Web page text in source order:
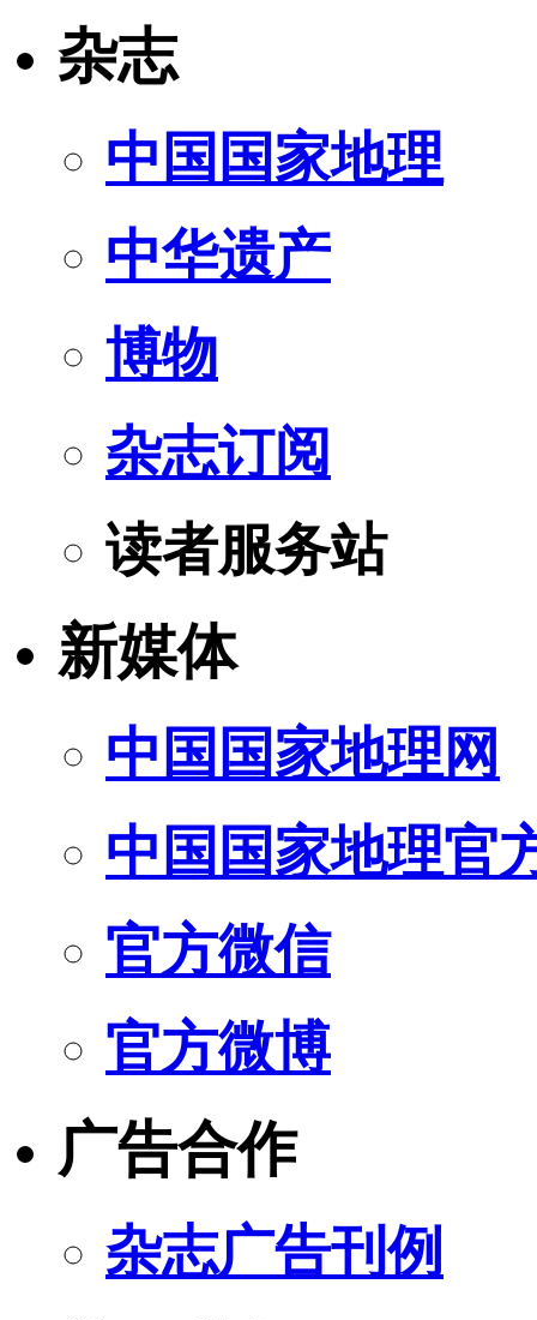
杂志
中国国家地理
中华遗产
博物
杂志订阅
读者服务站
新媒体
中国国家地理网
中国国家地理官
官方微信
官方微博
广告合作
杂志广告刊例